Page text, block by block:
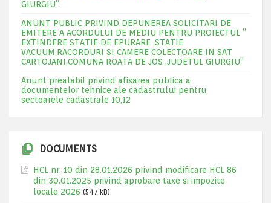
GIURGIU”.
ANUNT PUBLIC PRIVIND DEPUNEREA SOLICITARI DE
EMITERE A ACORDULUI DE MEDIU PENTRU PROIECTUL ”
EXTINDERE STATIE DE EPURARE ,STATIE
VACUUM,RACORDURI SI CAMERE COLECTOARE IN SAT
CARTOJANI,COMUNA ROATA DE JOS ,JUDETUL GIURGIU”
Anunt prealabil privind afisarea publica a
documentelor tehnice ale cadastrului pentru
sectoarele cadastrale 10,12
DOCUMENTS
HCL nr. 10 din 28.01.2026 privind modificare HCL 86
din 30.01.2025 privind aprobare taxe si impozite
locale 2026 (547 kB)